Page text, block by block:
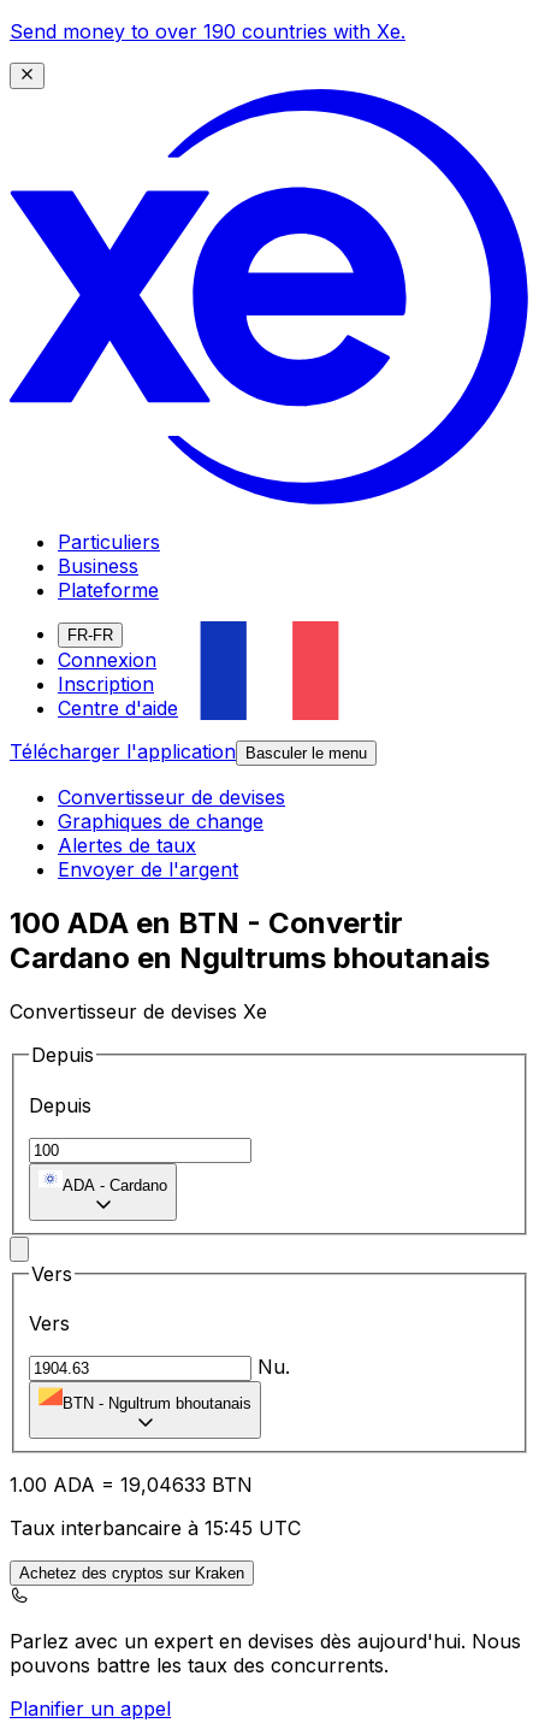
Send money to over 190 countries with Xe.
Particuliers
Business
Plateforme
FR-FR
Connexion
Inscription
Centre d'aide
Télécharger l'application
Basculer le menu
Convertisseur de devises
Graphiques de change
Alertes de taux
Envoyer de l'argent
100 ADA en BTN - Convertir
Cardano en Ngultrums bhoutanais
Convertisseur de devises Xe
Depuis
Depuis
ADA - Cardano
Vers
Vers
Nu.
BTN - Ngultrum bhoutanais
1.00 ADA = 19,04633 BTN
Taux interbancaire à 15:45 UTC
Achetez des cryptos sur Kraken
Parlez avec un expert en devises dès aujourd'hui. Nous
pouvons battre les taux des concurrents.
Planifier un appel